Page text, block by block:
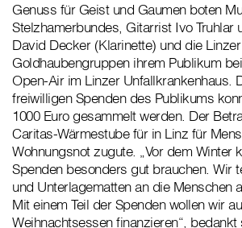
Genuss für Geist und Gaumen boten
Stelzhamerbundes, Gitarrist Ivo Truhlar
David Decker (Klarinette) und die Linzer
Goldhaubengruppen ihrem Publikum
Open-Air im Linzer Unfallkrankenhaus.
freiwilligen Spenden des Publikums
1000 Euro gesammelt werden. Der
Caritas-Wärmestube für in Linz für
Wohnungsnot zugute. „Vor dem Winter
Spenden besonders gut brauchen. Wir
und Unterlagematten an die Menschen
Mit einem Teil der Spenden wollen wir
Weihnachtsessen finanzieren“, bedankt